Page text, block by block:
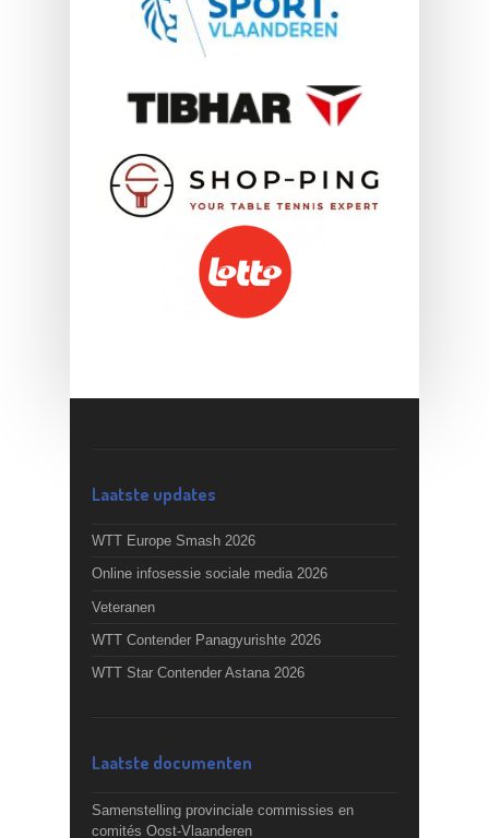
Laatste updates
WTT Europe Smash 2026
Online infosessie sociale media 2026
Veteranen
WTT Contender Panagyurishte 2026
WTT Star Contender Astana 2026
Laatste documenten
Samenstelling provinciale commissies en
comités Oost-Vlaanderen